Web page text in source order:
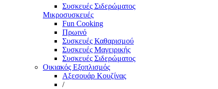
Συσκευές Σιδερώματος
Μικροσυσκευές
Fun Cooking
Πρωινό
Συσκευές Καθαρισμού
Συσκευές Μαγειρικής
Συσκευές Σιδερώματος
Οικιακός Εξοπλισμός
Αξεσουάρ Κουζίνας
/